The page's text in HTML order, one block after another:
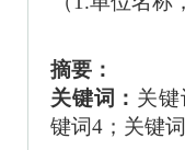
摘要：
关键词： 关键
键词4；关键